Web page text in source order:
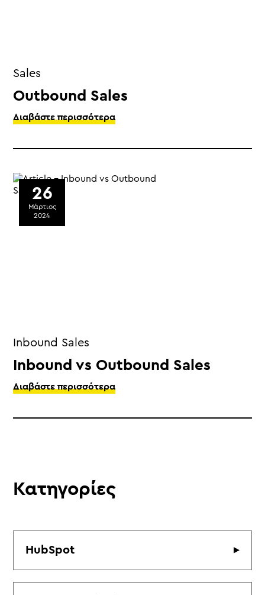
Sales
Outbound Sales
Διαβάστε περισσότερα
26
Μάρτιος
2024
Inbound Sales
Inbound vs Outbound Sales
Διαβάστε περισσότερα
Κατηγορίες
HubSpot